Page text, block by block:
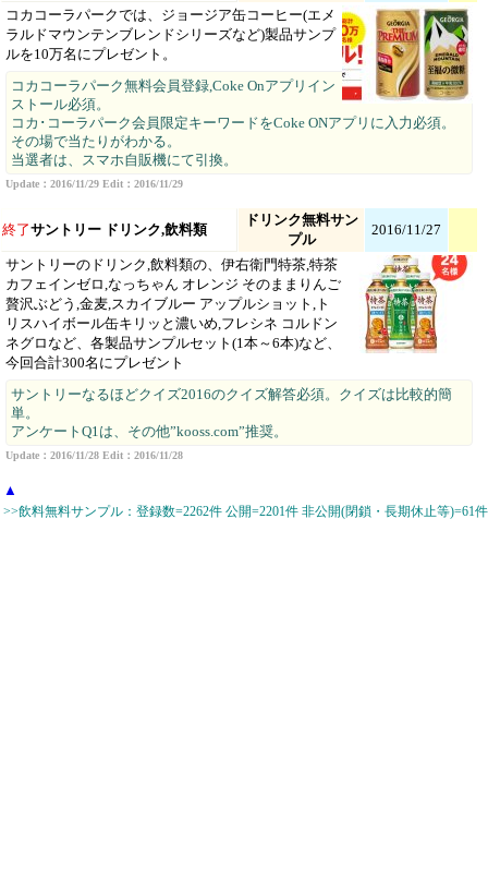
コカコーラパークでは、ジョージア缶コーヒー(エメ
ラルドマウンテンブレンドシリーズなど)製品サンプ
ルを10万名にプレゼント。
コカコーラパーク無料会員登録,Coke Onアプリイン
ストール必須。
コカ･コーラパーク会員限定キーワードをCoke ONアプリに入力必須。
その場で当たりがわかる。
当選者は、スマホ自販機にて引換。
Update：2016/11/29 Edit：2016/11/29
終了サントリー ドリンク,飲料類
ドリンク無料サン
プル
2016/11/27
サントリーのドリンク,飲料類の、伊右衛門特茶,特茶
カフェインゼロ,なっちゃん オレンジ そのままりんご
贅沢ぶどう,金麦,スカイブルー アップルショット,ト
リスハイボール缶キリッと濃いめ,フレシネ コルドン
ネグロなど、各製品サンプルセット(1本～6本)など、
今回合計300名にプレゼント
サントリーなるほどクイズ2016のクイズ解答必須。クイズは比較的簡
単。
アンケートQ1は、その他”kooss.com”推奨。
Update：2016/11/28 Edit：2016/11/28
▲
>>飲料無料サンプル：登録数=2262件 公開=2201件 非公開(閉鎖・長期休止等)=61件